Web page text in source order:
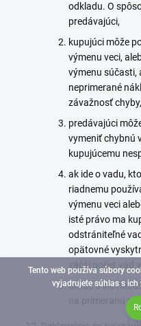
Tento web používa súbory
vyjadrujete súhlas s
odkladu. O
predávajúci,
kupujúci môže
výmenu veci,
výmenu súčasti,
neprimerané
závažnosť chyby,
predávajúci
vymeniť chybnú
kupujúcemu
ak ide o vadu,
riadnemu
výmenu veci
isté právo ma
odstrániteľné
opätovné
väčší počet vád
ak ide o iné
na primeranú